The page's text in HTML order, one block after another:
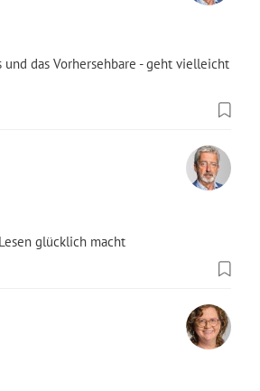
das Vorhersehbare - geht vielleicht
glücklich macht